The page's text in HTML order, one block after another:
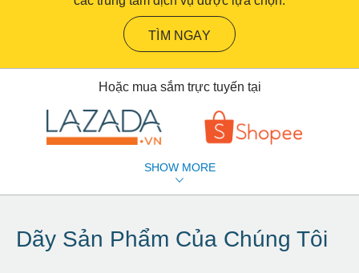
TÌM NGAY
Hoặc mua sắm trực tuyến tại
SHOW MORE
Dãy Sản Phẩm Của Chúng Tôi